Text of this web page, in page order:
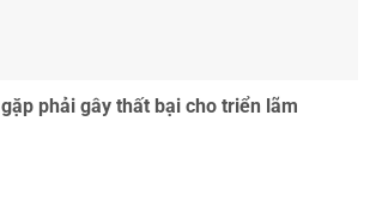
phải gây thất bại cho triển lãm